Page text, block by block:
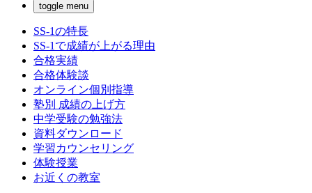
toggle menu
SS-1の特長
SS-1で成績が上がる理由
合格実績
合格体験談
オンライン個別指導
塾別 成績の上げ方
中学受験の勉強法
資料ダウンロード
学習カウンセリング
体験授業
お近くの教室